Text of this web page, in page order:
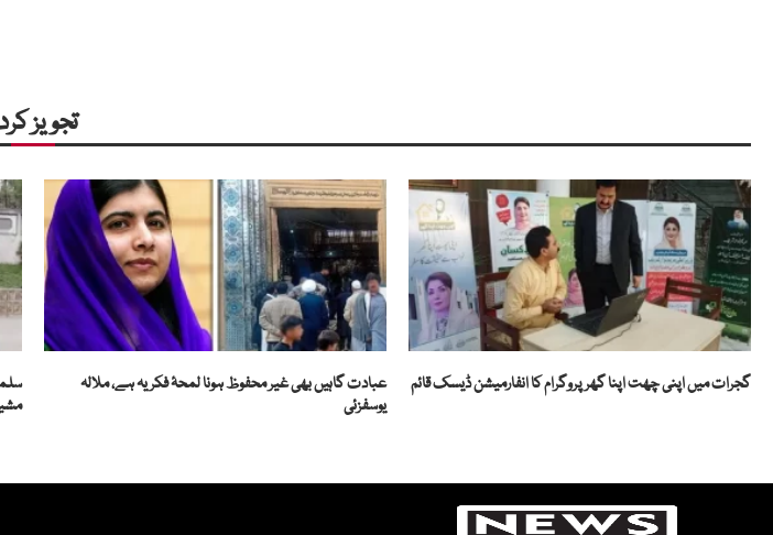
تجویز
گجرات میں اپنی چھت اپنا گھر پروگرام کا انفارمیشن ڈیسک قائم
عبادت گاہیں بھی غیر محفوظ ہونا لمحۂ فکریہ ہے، ملالہ
یوسفزئی